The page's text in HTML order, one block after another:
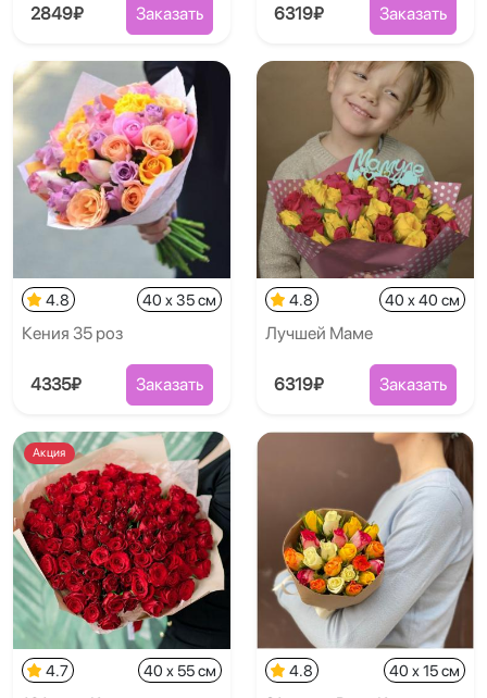
2849₽ Заказать 6319₽ Заказать
4.8 40 x 35 см
Кения 35 роз
4335₽ Заказать
4.8 40 x 40 см
Лучшей Маме
6319₽ Заказать
Акция
4.7 40 x 55 см 4.8 40 x 15 см